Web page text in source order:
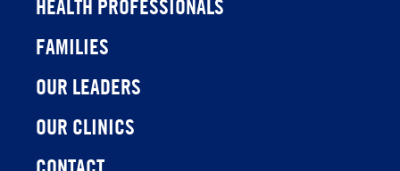
HEALTH PROFESSIONALS
FAMILIES
OUR LEADERS
OUR CLINICS